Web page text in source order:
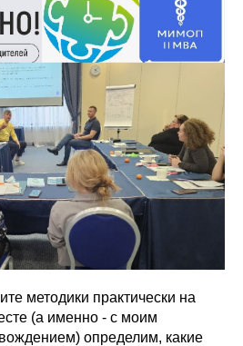
методики практически на
(а именно - с моим
определим, какие